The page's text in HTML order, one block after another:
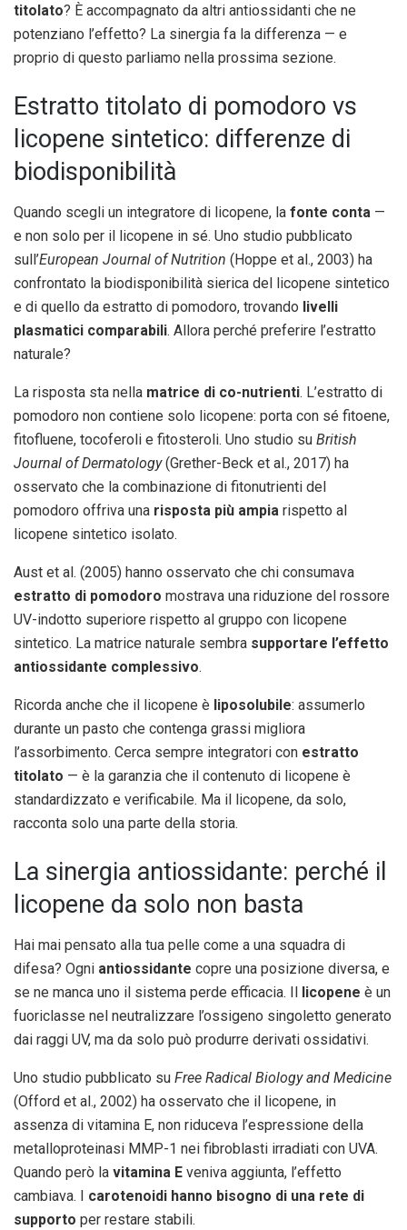
titolato? È accompagnato da altri antiossidanti che ne
potenziano l’effetto? La sinergia fa la differenza — e
proprio di questo parliamo nella prossima sezione.
Estratto titolato di pomodoro vs
licopene sintetico: differenze di
biodisponibilità
Quando scegli un integratore di licopene, la fonte conta —
e non solo per il licopene in sé. Uno studio pubblicato
sull’European Journal of Nutrition (Hoppe et al., 2003) ha
confrontato la biodisponibilità sierica del licopene sintetico
e di quello da estratto di pomodoro, trovando livelli
plasmatici comparabili. Allora perché preferire l’estratto
naturale?
La risposta sta nella matrice di co-nutrienti. L’estratto di
pomodoro non contiene solo licopene: porta con sé fitoene,
fitofluene, tocoferoli e fitosteroli. Uno studio su British
Journal of Dermatology(Grether-Beck et al., 2017) ha
osservato che la combinazione di fitonutrienti del
pomodoro offriva una risposta più ampia rispetto al
licopene sintetico isolato.
Aust et al. (2005) hanno osservato che chi consumava
estratto di pomodoro mostrava una riduzione del rossore
UV-indotto superiore rispetto al gruppo con licopene
sintetico. La matrice naturale sembra supportare l’effetto
antiossidante complessivo.
Ricorda anche che il licopene è liposolubile: assumerlo
durante un pasto che contenga grassi migliora
l’assorbimento. Cerca sempre integratori con estratto
titolato — è la garanzia che il contenuto di licopene è
standardizzato e verificabile. Ma il licopene, da solo,
racconta solo una parte della storia.
La sinergia antiossidante: perché il
licopene da solo non basta
Hai mai pensato alla tua pelle come a una squadra di
difesa? Ogni antiossidante copre una posizione diversa, e
se ne manca uno il sistema perde efficacia. Il licopene è un
fuoriclasse nel neutralizzare l’ossigeno singoletto generato
dai raggi UV, ma da solo può produrre derivati ossidativi.
Uno studio pubblicato su Free Radical Biology and Medicine
(Offord et al., 2002) ha osservato che il licopene, in
assenza di vitamina E, non riduceva l’espressione della
metalloproteinasi MMP-1 nei fibroblasti irradiati con UVA.
Quando però la vitamina E veniva aggiunta, l’effetto
cambiava. I carotenoidi hanno bisogno di una rete di
supporto per restare stabili.